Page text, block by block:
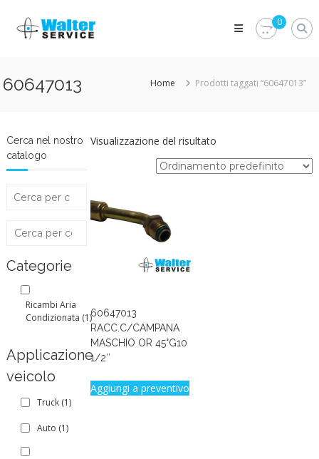
content
Walter
Service
parti
veicolo?
Vieni
Srl
0
60647013 Home Prodotti taggati “60647013”
Visualizzazione del risultato
60647013
RACC.C/CAMPANA
MASCHIO OR 45°G10
1/2″
Aggiungi a preventivo
Cerca nel nostro
catalogo
Categorie
Ricambi Aria
Condizionata (1)
Applicazione
veicolo
Truck (1)
Auto (1)